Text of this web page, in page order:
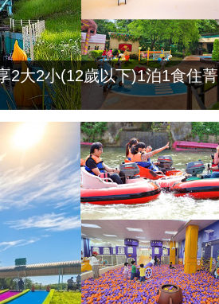
2大2小(12歲以下)1泊1食住菁